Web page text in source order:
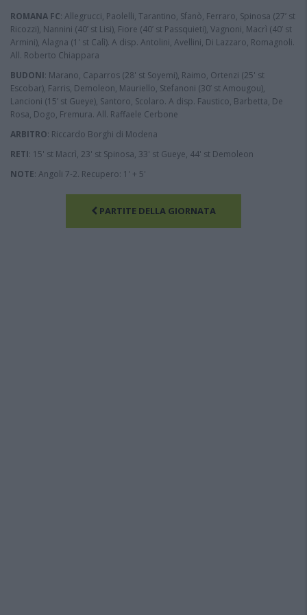
ROMANA FC: Allegrucci, Paolelli, Tarantino, Sfanò, Ferraro, Spinosa (27’ st
Ricozzi), Nannini (40’ st Lisi), Fiore (40’ st Passquieti), Vagnoni, Macrì (40’ st
Armini), Alagna (1' st Calì). A disp. Antolini, Avellini, Di Lazzaro, Romagnoli.
All. Roberto Chiappara
BUDONI: Marano, Caparros (28' st Soyemi), Raimo, Ortenzi (25' st
Escobar), Farris, Demoleon, Mauriello, Stefanoni (30’ st Amougou),
Lancioni (15’ st Gueye), Santoro, Scolaro. A disp. Faustico, Barbetta, De
Rosa, Dogo, Fremura. All. Raffaele Cerbone
ARBITRO: Riccardo Borghi di Modena
RETI: 15' st Macrì, 23' st Spinosa, 33' st Gueye, 44' st Demoleon
NOTE: Angoli 7-2. Recupero: 1' + 5'
PARTITE DELLA GIORNATA